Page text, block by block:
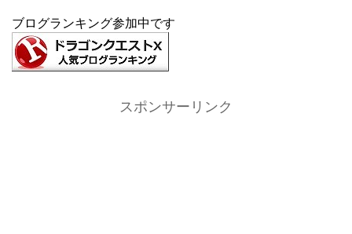
ブログランキング参加中です
スポンサーリンク